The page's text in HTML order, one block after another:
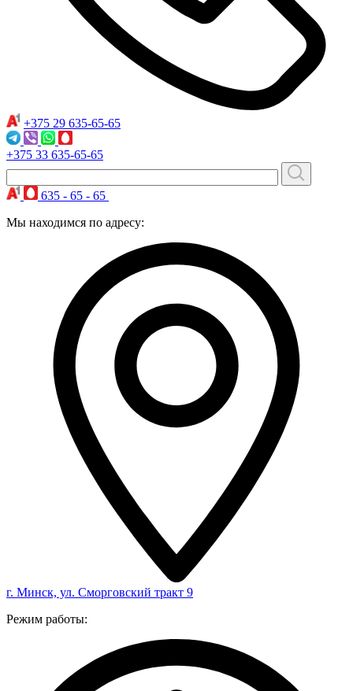
+375 29 635-65-65
+375 33 635-65-65
635 - 65 - 65
Мы находимся по адресу:
г. Минск, ул. Сморговский тракт 9
Режим работы: